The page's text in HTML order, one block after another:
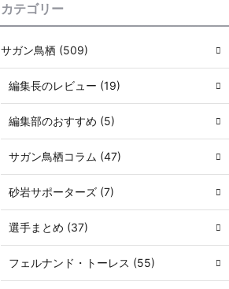
カテゴリー
サガン鳥栖 (509)
編集長のレビュー (19)
編集部のおすすめ (5)
サガン鳥栖コラム (47)
砂岩サポーターズ (7)
選手まとめ (37)
フェルナンド・トーレス (55)